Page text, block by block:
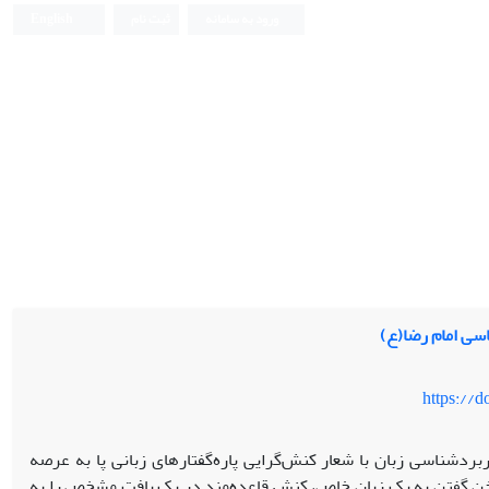
امام رضا(ع)
https://
زبان با شعار کنش‌گرایی پاره‌گفتارهای زبانی پا به عرصه